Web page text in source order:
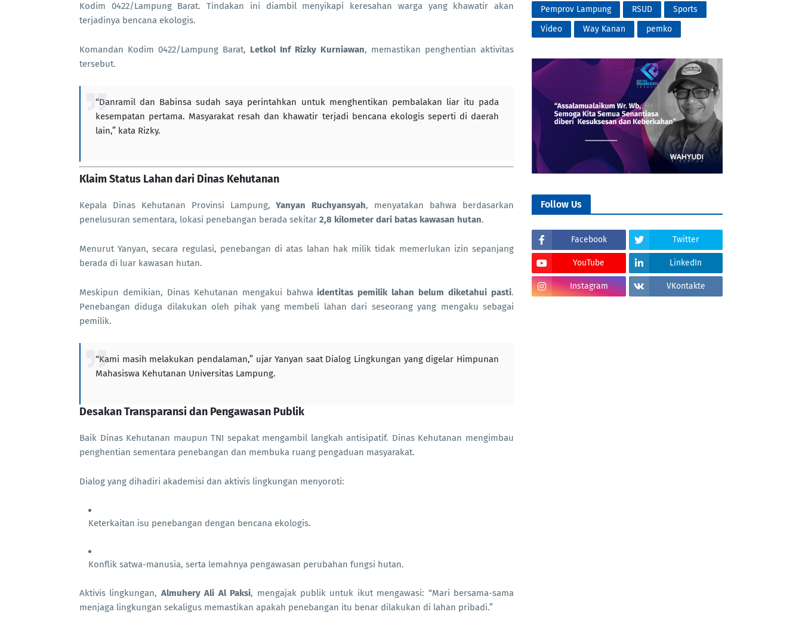
Kodim 0422/Lampung Barat. Tindakan ini diambil menyikapi keresahan warga yang khawatir akan
terjadinya bencana ekologis.
Komandan Kodim 0422/Lampung Barat, Letkol Inf Rizky Kurniawan, memastikan penghentian aktivitas
tersebut.
“Danramil dan Babinsa sudah saya perintahkan untuk menghentikan pembalakan liar itu pada
kesempatan pertama. Masyarakat resah dan khawatir terjadi bencana ekologis seperti di daerah
lain,” kata Rizky.
Klaim Status Lahan dari Dinas Kehutanan
Kepala Dinas Kehutanan Provinsi Lampung,Yanyan Ruchyansyah, menyatakan bahwa berdasarkan
penelusuran sementara, lokasi penebangan berada sekitar 2,8 kilometer dari batas kawasan hutan.
Menurut Yanyan, secara regulasi, penebangan di atas lahan hak milik tidak memerlukan izin sepanjang
berada di luar kawasan hutan.
Meskipun demikian, Dinas Kehutanan mengakui bahwaidentitas pemilik lahan belum diketahui pasti.
Penebangan diduga dilakukan oleh pihak yang membeli lahan dari seseorang yang mengaku sebagai
pemilik.
“Kami masih melakukan pendalaman,” ujar Yanyan saat Dialog Lingkungan yang digelar Himpunan
Mahasiswa Kehutanan Universitas Lampung.
Desakan Transparansi dan Pengawasan Publik
Baik Dinas Kehutanan maupun TNI sepakat mengambil langkah antisipatif. Dinas Kehutanan mengimbau
penghentian sementara penebangan dan membuka ruang pengaduan masyarakat.
Dialog yang dihadiri akademisi dan aktivis lingkungan menyoroti:
Keterkaitan isu penebangan dengan bencana ekologis.
Konflik satwa-manusia, serta lemahnya pengawasan perubahan fungsi hutan.
Aktivis lingkungan, Almuhery Ali Al Paksi, mengajak publik untuk ikut mengawasi: “Mari bersama-sama
menjaga lingkungan sekaligus memastikan apakah penebangan itu benar dilakukan di lahan pribadi.”
Pemprov Lampung
RSUD
Sports
Video
Way Kanan pemko
Follow Us
Facebook Twitter
YouTube LinkedIn
Instagram VKontakte